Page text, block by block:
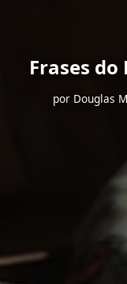
Frases
por Douglas